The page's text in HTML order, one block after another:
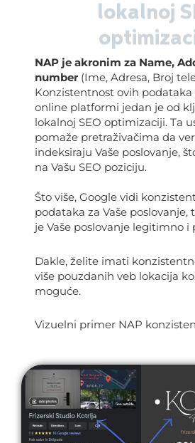
lokalnoj
NAP je akronim za Name,
number (Ime, Adresa, Broj
Konzistentnost ovih
online platformi jedan je od
lokalnoj SEO optimizaciji. Ta
pomaže pretraživačima da
indeksiraju Vaše poslovanje,
na Vašu SEO poziciju.
Što više, Google vidi
podataka za Vaše poslovanje,
je Vaše poslovanje legitimno i
Dakle, želite imati
više pouzdanih veb lokacija
moguće.
Vizuelni primer NAP